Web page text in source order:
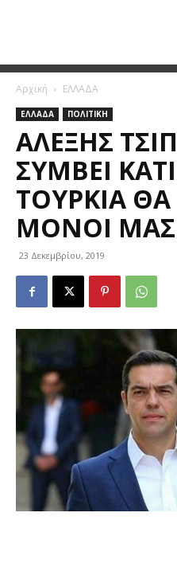
Αρχική ΕΛΛΑΔΑ
ΕΛΛΑΔΑ ΠΟΛΙΤΙΚΗ
ΑΛΈΞΗΣ
ΣΥΜΒΕΊ
ΤΟΥΡΚΊΑ ΘΑ
ΜΌΝΟΙ ΜΑΣ
23 Δεκεμβρίου, 2019